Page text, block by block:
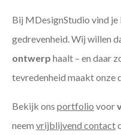
Bij MDesignStudio vind
gedrevenheid. Wij willen
ontwerp haalt – en daar
tevredenheid maakt onze
Bekijk ons portfolio voor
neem vrijblijvend contact